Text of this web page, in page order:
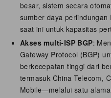
besar, sistem secara
sumber daya perlindungan
saat ini untuk kapasitas
Akses multi-ISP BGP:
Gateway Protocol (BGP)
berkecepatan tinggi dari
termasuk China Telecom,
Mobile—melalui satu